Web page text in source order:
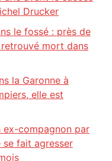
Drucker
le fossé : près de
mort dans
la Garonne à
elle est
compagnon par
se fait agresser